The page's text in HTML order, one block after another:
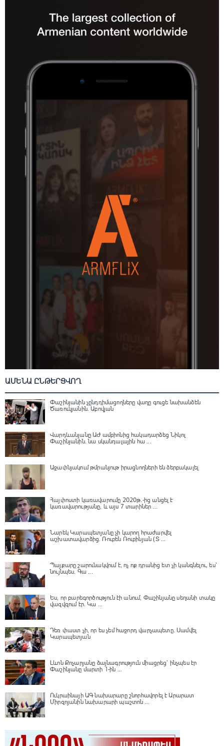
ԱՄԵՆԱ ԸՆԹԵՐՑՎՈՂ
Փաշինյանին չընդդիմացողները վաղը գուցե նախանձեն
Ծառուկյանին. Աբովյան
Վարդևանյանը ԱԺ ամբիոնից հակադարձեց Նիկոլ
Փաշինյանին․ նա սկանդալային հա ...
Աջափնյակում թմրանյութ իրացնողների են ձերբակալել
Հայփոստի կառավարումը 2020թ.-ից անցել է
կառավարությանը, և այս 7 տարիներ ...
Նարեկ Կարապետյանը չի կարող հրաժարվել
աշխատավարձից. Ռուբեն Ռուբինյան (Տ ...
Պայքարը շարունակվում է, ոչ ոք դրանից ետ չի կանգնելու, ես՝
նույնպես․ Գա ...
Ես, որ բարեգործություն էի անում, Փաշինյանը սեղանի տակը
վազվզում էր․ Կա ...
Դեռ փաստ չի, որ ես չեմ հաջորդ վարչապետը․ Սամվել
Կարապետյան
Լևոն Քոչարյանը ձայնագրություն միացրեց՝ ինչպես էր
Փաշինյանը մարտի 1-ին ...
Ուկրաինայի ԱԳ նախարարը շնորհավորել է Արարատ
Միրզոյանին նախարարի պաշտոն ...